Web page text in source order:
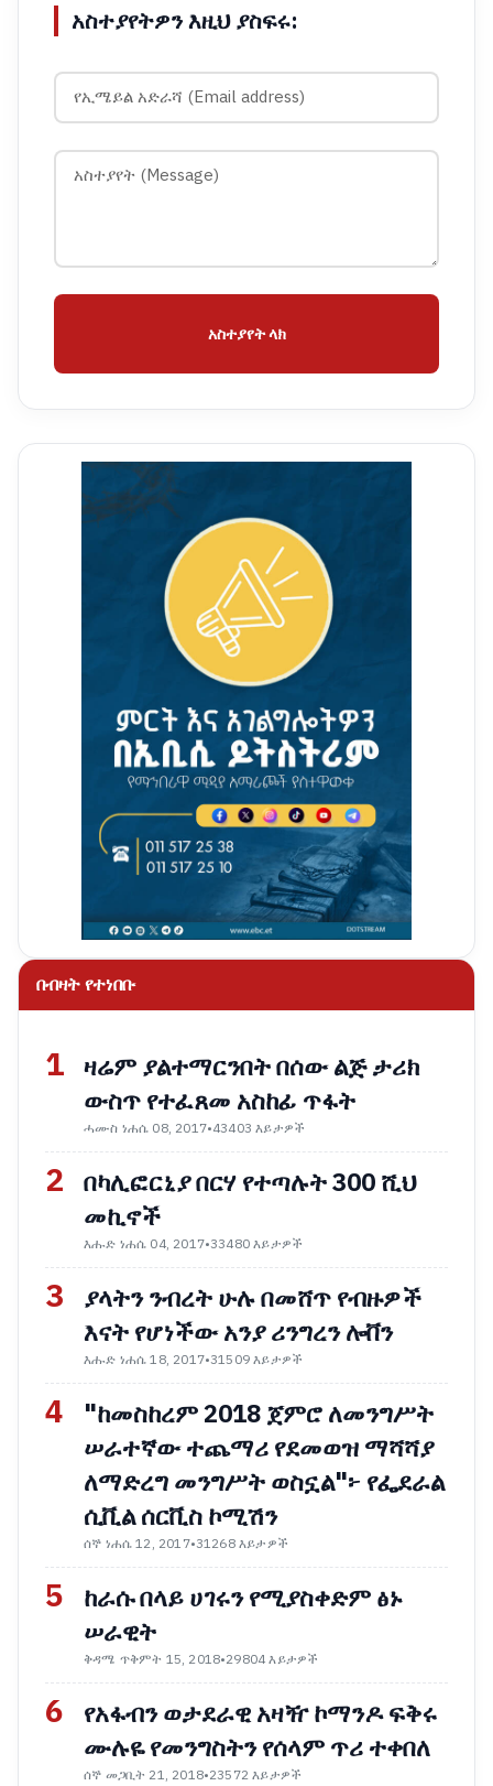
አስተያየትዎን እዚህ ያስፍሩ:
አስተያየት ላክ
በብዛት የተነበቡ
1 ዛሬም ያልተማርንበት በሰው ልጅ ታሪክ
ውስጥ የተፈጸመ አስከፊ ጥፋት
ሓሙስ ነሐሴ 08, 2017•43403 እይታዎች
2 በካሊፎርኒያ በርሃ የተጣሉት 300 ሺህ
መኪኖች
እሑድ ነሐሴ 04, 2017•33480 እይታዎች
3
ያላትን ንብረት ሁሉ በመሸጥ የብዙዎች
እናት የሆነችው አንያ ሪንግረን ሎቨን
እሑድ ነሐሴ 18, 2017•31509 እይታዎች
4
"ከመስከረም 2018 ጀምሮ ለመንግሥት
ሠራተኛው ተጨማሪ የደመወዝ ማሻሻያ
ለማድረግ መንግሥት ወስኗል"፦ የፌደራል
ሲቪል ሰርቪስ ኮሚሽን
ሰኞ ነሐሴ 12, 2017•31268 እይታዎች
5
ከራሱ በላይ ሀገሩን የሚያስቀድም ፅኑ
ሠራዊት
ቅዳሜ ጥቅምት 15, 2018•29804 እይታዎች
6
የአፋብን ወታደራዊ አዛዥ ኮማንዶ ፍቅሩ
ሙሉዬ የመንግስትን የሰላም ጥሪ ተቀበለ
ሰኞ መጋቢት 21, 2018•23572 እይታዎች